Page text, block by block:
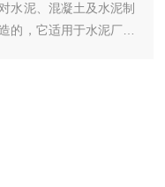
水泥、混凝土及水泥制
的，它适用于水泥厂和